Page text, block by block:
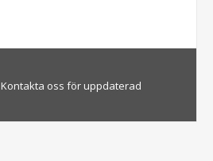
Kontakta oss för uppdaterad